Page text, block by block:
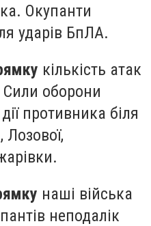
Окупанти
ударів БпЛА.
кількість атак
Сили оборони
противника біля
Лозової,
наші війська
неподалік